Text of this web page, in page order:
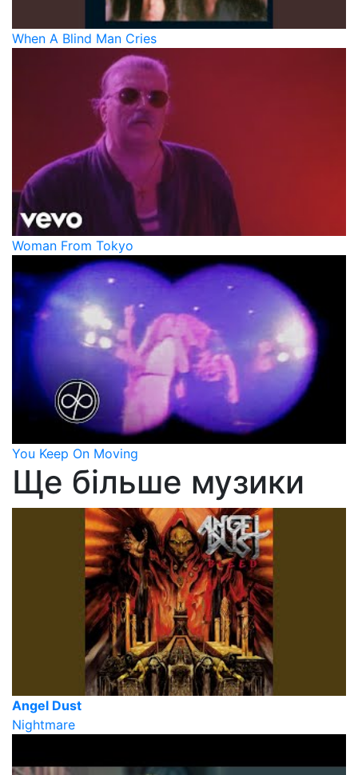
When A Blind Man Cries
Woman From Tokyo
You Keep On Moving
Ще більше музики
Angel Dust
Nightmare